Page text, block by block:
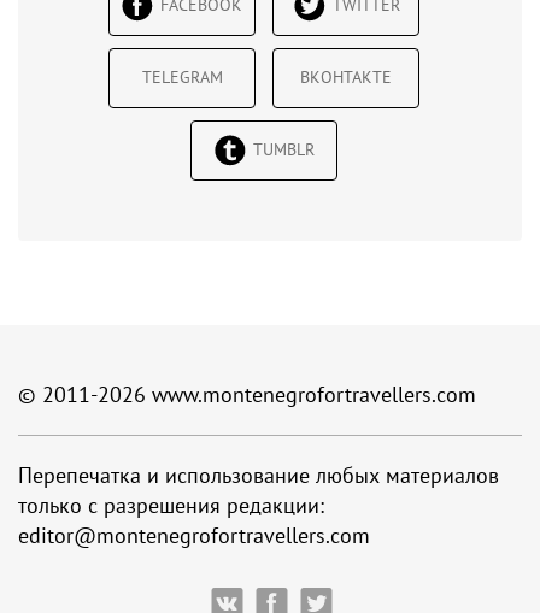
TELEGRAM ВКОНТАКТЕ
TUMBLR
© 2011-2026 www.montenegrofortravellers.com
Перепечатка и использование любых материалов
только с разрешения редакции:
editor@montenegrofortravellers.com